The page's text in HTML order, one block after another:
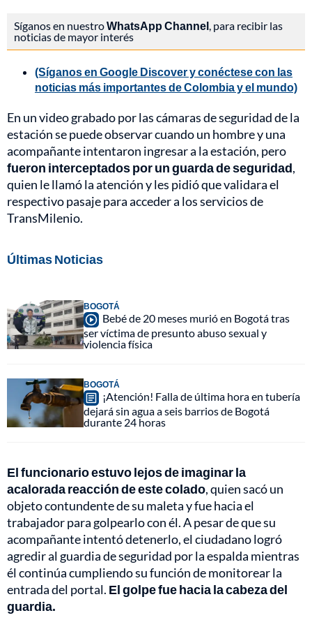
Síganos en nuestroWhatsApp Channel, para recibir las
noticias de mayor interés
(Síganos en Google Discover y conéctese con las
noticias más importantes de Colombia y el mundo)
En un video grabado por las cámaras de seguridad de la
estación se puede observar cuando un hombre y una
acompañante intentaron ingresar a la estación, pero
fueron interceptados por un guarda de seguridad,
quien le llamó la atención y les pidió que validara el
respectivo pasaje para acceder a los servicios de
TransMilenio.
Últimas Noticias
BOGOTÁ
Bebé de 20 meses murió en Bogotá tras
ser víctima de presunto abuso sexual y
violencia física
BOGOTÁ
¡Atención! Falla de última hora en tubería
dejará sin agua a seis barrios de Bogotá
durante 24 horas
El funcionario estuvo lejos de imaginar la
acalorada reacción de este colado, quien sacó un
objeto contundente de su maleta y fue hacia el
trabajador para golpearlo con él. A pesar de que su
acompañante intentó detenerlo, el ciudadano logró
agredir al guardia de seguridad por la espalda mientras
él continúa cumpliendo su función de monitorear la
entrada del portal. El golpe fue hacia la cabeza del
guardia.